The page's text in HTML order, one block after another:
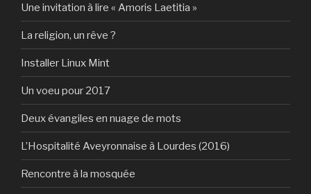
Une invitation à lire « Amoris Laetitia »
La religion, un rêve ?
Installer Linux Mint
Un voeu pour 2017
Deux évangiles en nuage de mots
L’Hospitalité Aveyronnaise à Lourdes (2016)
Rencontre à la mosquée